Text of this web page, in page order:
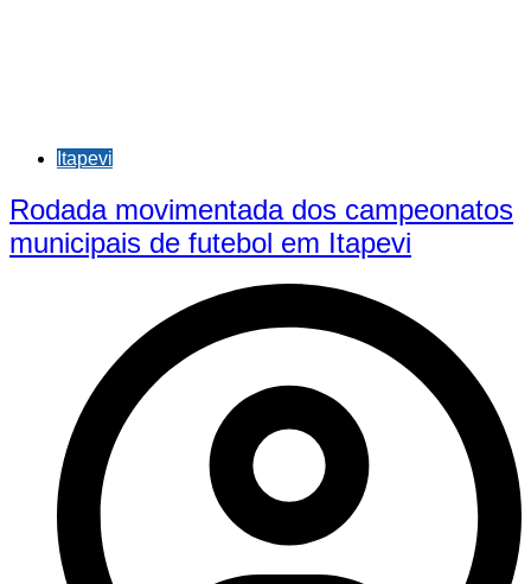
Itapevi
Rodada movimentada dos campeonatos
municipais de futebol em Itapevi